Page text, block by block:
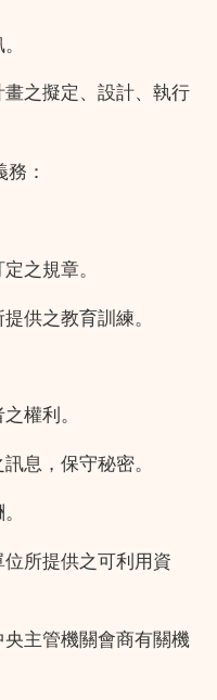
之擬定、設計、執行
：
之規章。
供之教育訓練。
權利。
息，保守秘密。
所提供之可利用資
主管機關會商有關機